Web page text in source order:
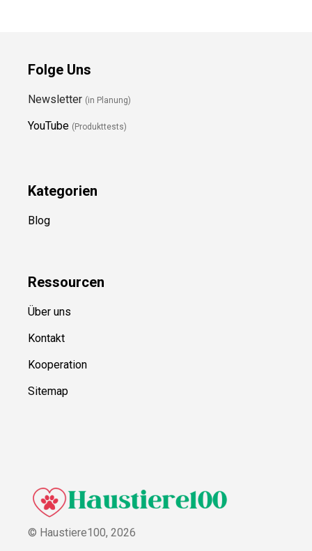
Folge Uns
Newsletter (in Planung)
YouTube (Produkttests)
Kategorien
Blog
Ressourcen
Über uns
Kontakt
Kooperation
Sitemap
© Haustiere100, 2026